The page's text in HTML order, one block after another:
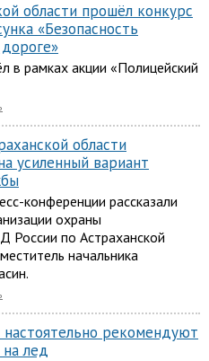
области прошёл конкурс
«Безопасность
в рамках акции «Полицейский
области
усиленный вариант
конференции рассказали
охраны
России по Астраханской
начальника
рекомендуют
лед